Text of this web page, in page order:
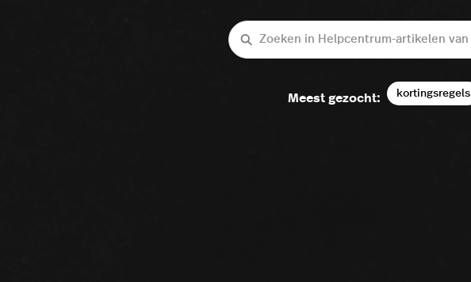
Zoeken
Meest gezocht: kortingsregels